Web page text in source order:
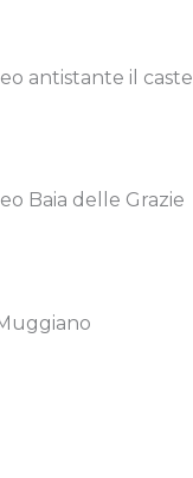
antistante il
Baia delle Grazie